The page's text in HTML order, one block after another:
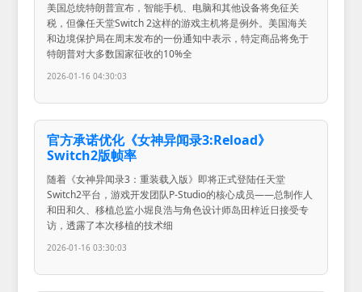
美国总统特朗普宣布，智能手机、电脑和其他设备将免征关
税，但像任天堂Switch 2这样的游戏主机将是例外。美国海关
和边境保护局在周末发布的一份通知中表示，特定商品将免于
特朗普对大多数国家征收的10%全
2026-01-16 04:30:03
官方承诺优化《女神异闻录3:Reload》
Switch2版帧率
随着《女神异闻录3：重装载入版》即将正式登陆任天堂
Switch2平台，游戏开发团队P-Studio的核心成员——总制作人
和田和久、移植总监小堀良浩与角色设计师岛田梓近日接受专
访，透露了本次移植的技术细
2026-01-16 03:30:03